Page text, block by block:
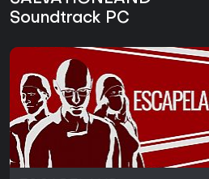
Soundtrack PC